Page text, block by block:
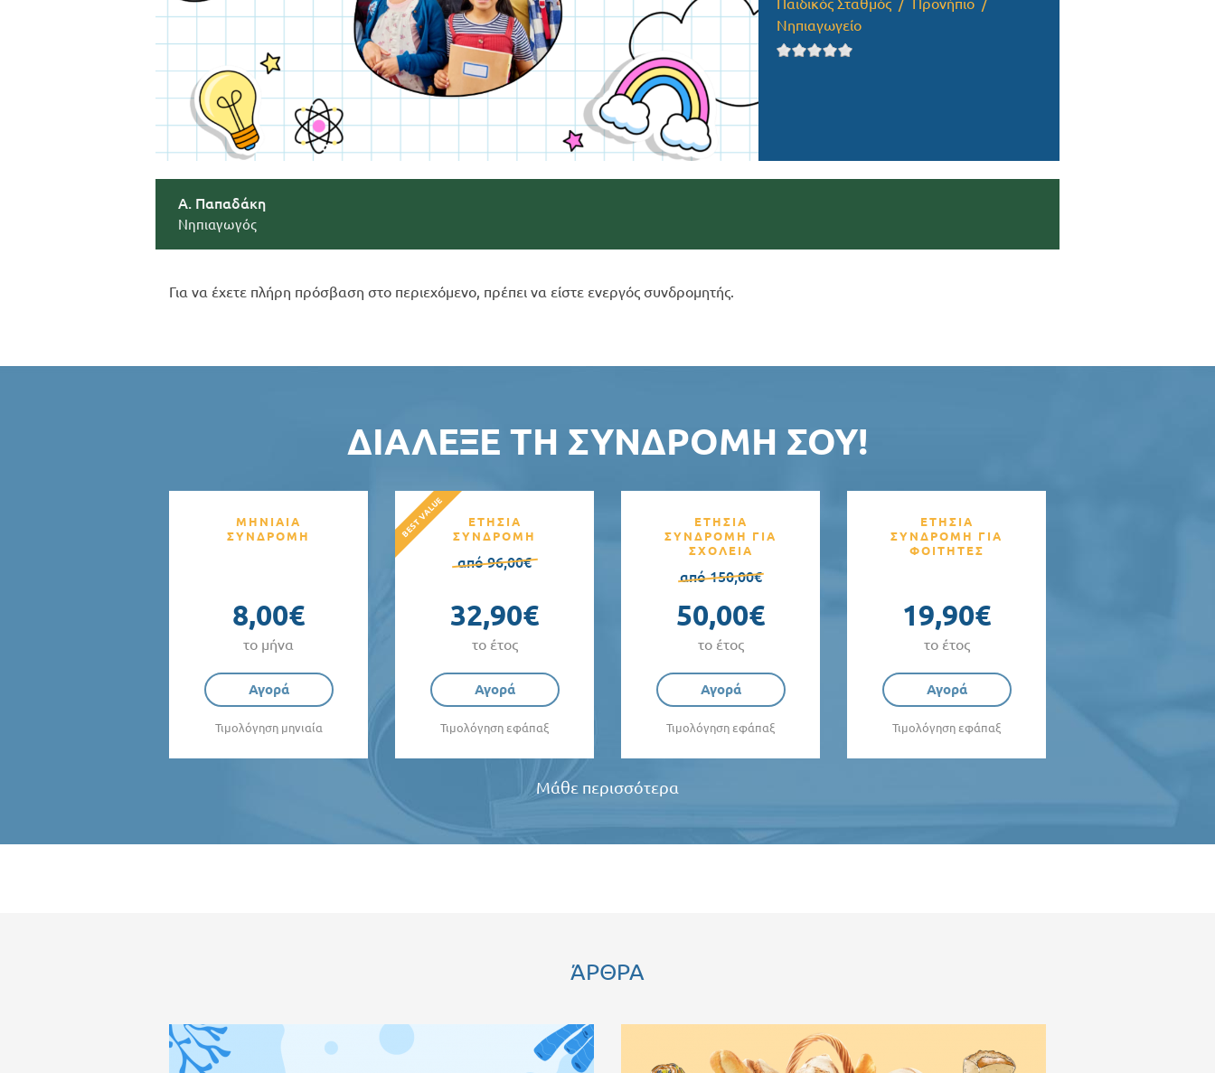
Παιδικός Σταθμός
Προνήπιο
Νηπιαγωγείο
Α. Παπαδάκη
Νηπιαγωγός
Για να έχετε πλήρη πρόσβαση στο περιεχόμενο, πρέπει να είστε ενεργός συνδρομητής.
ΔΙΆΛΕΞΕ ΤΗ ΣΥΝΔΡΟΜΉ ΣΟΥ!
ΜΗΝΙΑΙΑ
ΣΥΝΔΡΟΜΗ
8,00€
το μήνα
Αγορά
Τιμολόγηση μηνιαία
ΕΤΗΣΙΑ
ΣΥΝΔΡΟΜΗ
από 96,00€
32,90€
το έτος
Αγορά
Τιμολόγηση εφάπαξ
ΕΤΗΣΙΑ
ΣΥΝΔΡΟΜΗ ΓΙΑ
ΣΧΟΛΕΙΑ
από 150,00€
50,00€
το έτος
Αγορά
Τιμολόγηση εφάπαξ
ΕΤΗΣΙΑ
ΣΥΝΔΡΟΜΗ ΓΙΑ
ΦΟΙΤΗΤΕΣ
19,90€
το έτος
Αγορά
Τιμολόγηση εφάπαξ
Μάθε περισσότερα
ΆΡΘΡΑ